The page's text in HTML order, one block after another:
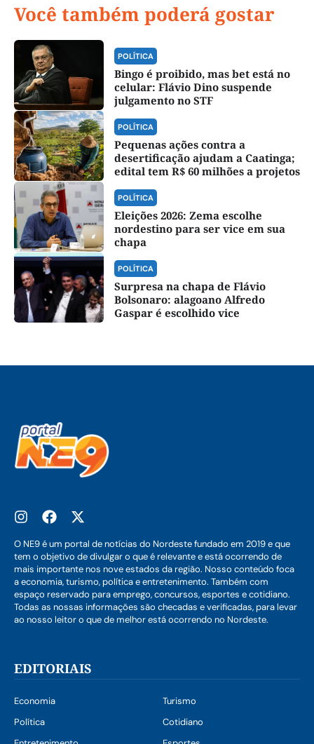
Você também poderá gostar
POLÍTICA
Bingo é proibido, mas bet está no
celular: Flávio Dino suspende
julgamento no STF
POLÍTICA
Pequenas ações contra a
desertificação ajudam a Caatinga;
edital tem R$ 60 milhões a projetos
POLÍTICA
Eleições 2026: Zema escolhe
nordestino para ser vice em sua
chapa
POLÍTICA
Surpresa na chapa de Flávio
Bolsonaro: alagoano Alfredo
Gaspar é escolhido vice
O NE9 é um portal de notícias do Nordeste fundado em 2019 e que
tem o objetivo de divulgar o que é relevante e está ocorrendo de
mais importante nos nove estados da região. Nosso conteúdo foca
a economia, turismo, política e entretenimento. Também com
espaço reservado para emprego, concursos, esportes e cotidiano.
Todas as nossas informações são checadas e verificadas, para levar
ao nosso leitor o que de melhor está ocorrendo no Nordeste.
EDITORIAIS
Economia
Turismo
Política
Cotidiano